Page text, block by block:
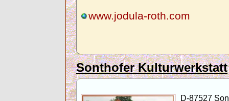
www.jodula-roth.com
Sonthofer Kulturwerkstatt
D-87527